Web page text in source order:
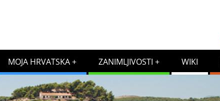
MOJA HRVATSKA ZANIMLJIVOSTI WIKI